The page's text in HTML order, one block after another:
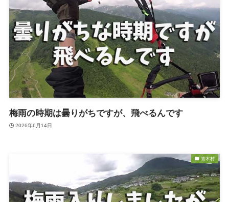
梅雨の時期は曇りがちですが、飛べるんです
2026年6月14日
青木村